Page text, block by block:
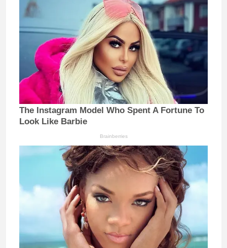
The Instagram Model Who Spent A Fortune To
Look Like Barbie
Brainberries